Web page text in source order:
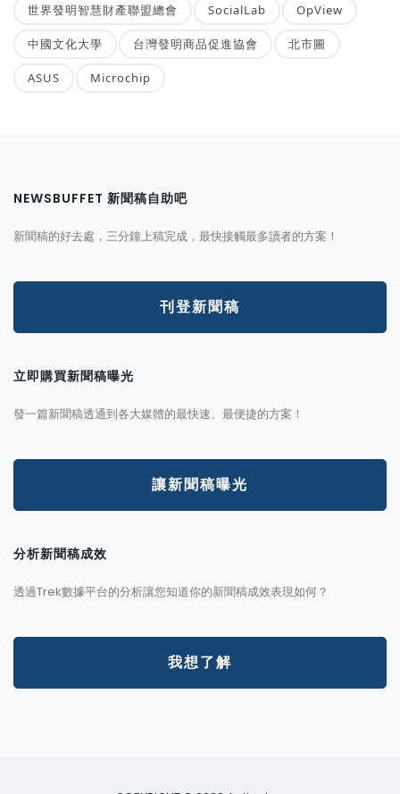
世界發明智慧財產聯盟總會 SocialLab OpView
中國文化大學 台灣發明商品促進協會 北市圖
ASUS Microchip
NEWSBUFFET 新聞稿自助吧
新聞稿的好去處，三分鐘上稿完成，最快接觸最多讀者的方案！
刊登新聞稿
立即購買新聞稿曝光
發一篇新聞稿透通到各大媒體的最快速、最便捷的方案！
讓新聞稿曝光
分析新聞稿成效
透過Trek數據平台的分析讓您知道你的新聞稿成效表現如何？
我想了解